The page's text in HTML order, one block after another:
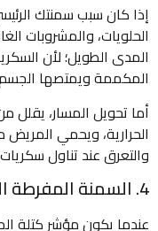
إذا كان سبب سمنتك
الحلويات، والمشروبات
المدى الطويل؛ لأن
المكممة ويمتصها
أما تحويل المسار،
الحرارية، ويحمي المريض
والتعرق عند تناول
4. السمنة المفرطة الشديدة